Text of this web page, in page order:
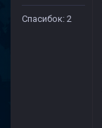
Спасибок: 2